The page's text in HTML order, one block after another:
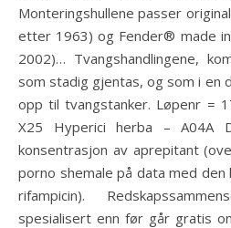
Monteringshullene passer
etter 1963) og Fender® made
2002)… Tvangshandlingene,
som stadig gjentas, og som i
opp til tvangstanker. Løpenr =
X25 Hyperici herba – A04A
konsentrasjon av aprepitant
porno shemale på data med
rifampicin).
spesialisert enn før går gratis